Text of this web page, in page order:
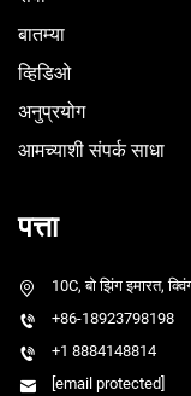
बातम्या
व्हिडिओ
अनुप्रयोग
आमच्याशी संपर्क साधा
पत्ता
10C, बो झिंग इमारत,
+86-18923798198
+1 8884148814
[email protected]